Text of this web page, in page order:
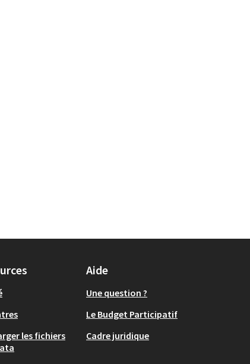
et cadre de vie
les fichiers
Aide
Une question ?
Le Budget Participatif
Cadre juridique